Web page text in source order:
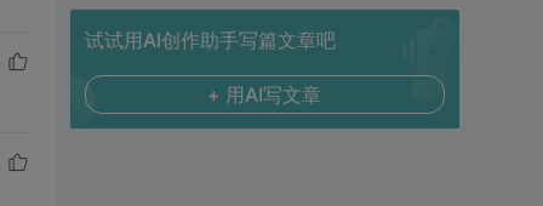
试试用AI创作助手写篇文章吧
+ 用AI写文章